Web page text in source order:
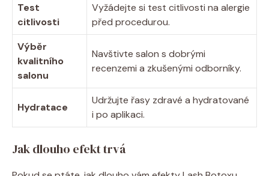
Test
citlivosti
Vyžádejte si test citlivosti na alergie
před procedurou.
Výběr
kvalitního
salonu
Navštivte salon s dobrými
recenzemi a zkušenými odborníky.
Hydratace
Udržujte řasy zdravé a hydratované
i po aplikaci.
Jak dlouho efekt trvá